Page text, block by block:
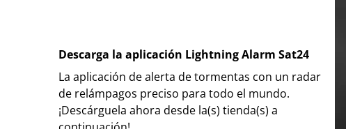
Descarga la aplicación Lightning Alarm Sat24
La aplicación de alerta de tormentas con un radar
de relámpagos preciso para todo el mundo.
¡Descárguela ahora desde la(s) tienda(s) a